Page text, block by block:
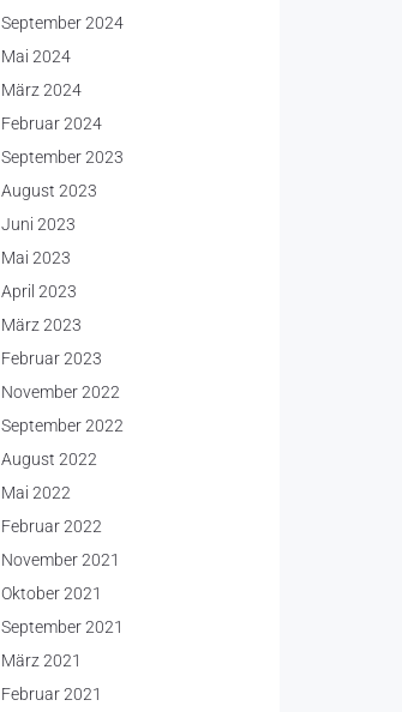
September 2024
Mai 2024
März 2024
Februar 2024
September 2023
August 2023
Juni 2023
Mai 2023
April 2023
März 2023
Februar 2023
November 2022
September 2022
August 2022
Mai 2022
Februar 2022
November 2021
Oktober 2021
September 2021
März 2021
Februar 2021